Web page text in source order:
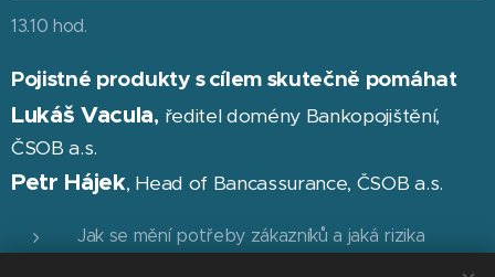
13.10 hod.
Pojistné produkty s cílem skutečně pomáhat
Lukáš Vacula, ředitel domény Bankopojištění,
ČSOB a.s.
Petr Hájek, Head of Bancassurance, ČSOB a.s.
Jak se mění potřeby zákazníků a jaká rizika